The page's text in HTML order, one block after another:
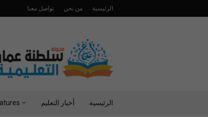
الرئيسية من نحن تواصل معنا
الرئيسية أخبار التعليم